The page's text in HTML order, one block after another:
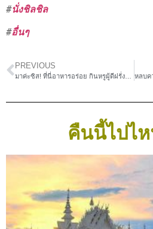
#นั่งชิลชิล
#อื่นๆ
PREVIOUS
คืนนี้ไปไ